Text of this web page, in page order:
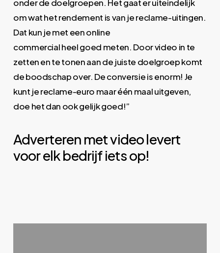
onder de doelgroepen. Het gaat er uiteindelijk
om wat het rendement is van je reclame-uitingen.
Dat kun je met een online
commercial heel goed meten. Door video in te
zetten en te tonen aan de juiste doelgroep komt
de boodschap over. De conversie is enorm! Je
kunt je reclame-euro maar één maal uitgeven,
doe het dan ook gelijk goed!”
Adverteren met video levert
voor elk bedrijf iets op!